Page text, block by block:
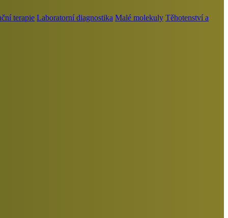
terapie Laboratorní diagnostika Malé molekuly Těhotenství a